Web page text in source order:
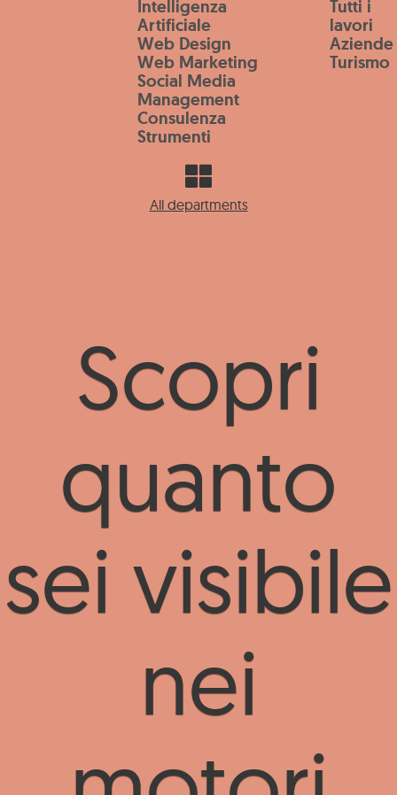
Salta al contenuto principaleIntelligenza
Artificiale
Web Design
Web Marketing
Social Media
Management
Consulenza
Strumenti
Tutti i
lavori
Aziende
Turismo
All departments
Scopri
quanto
sei visibile
nei